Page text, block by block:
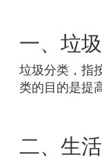
一、垃
垃圾分类，指
类的目的是提
二、生